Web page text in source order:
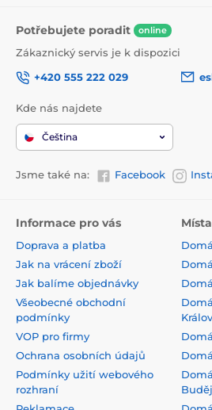
Recyklujeme a balíme z 80% do
obalových materiálů. Vážíme si
tom, jakou ji necháme dětem.
Rychlá doprava až k vám
Využíváme spolehlivé a
na bezproblémové expedici
areálu v Karviné a většinu
přímo u nás.
Zde napište váš e-mail
Potřebujete poradit online
Zákaznický servis je k dispozici